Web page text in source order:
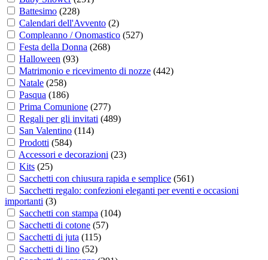
Battesimo (228)
Calendari dell'Avvento (2)
Compleanno / Onomastico (527)
Festa della Donna (268)
Halloween (93)
Matrimonio e ricevimento di nozze (442)
Natale (258)
Pasqua (186)
Prima Comunione (277)
Regali per gli invitati (489)
San Valentino (114)
Prodotti (584)
Accessori e decorazioni (23)
Kits (25)
Sacchetti con chiusura rapida e semplice (561)
Sacchetti regalo: confezioni eleganti per eventi e occasioni
importanti (3)
Sacchetti con stampa (104)
Sacchetti di cotone (57)
Sacchetti di juta (115)
Sacchetti di lino (52)